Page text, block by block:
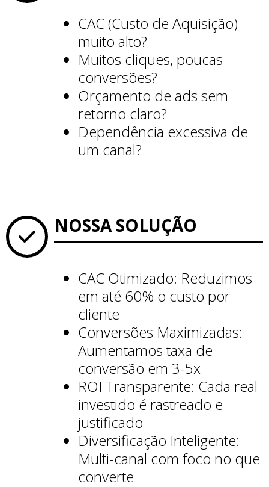
CAC (Custo de Aquisição)
muito alto?
Muitos cliques, poucas
conversões?
Orçamento de ads sem
retorno claro?
Dependência excessiva de
um canal?
NOSSA SOLUÇÃO
CAC Otimizado: Reduzimos
em até 60% o custo por
cliente
Conversões Maximizadas:
Aumentamos taxa de
conversão em 3-5x
ROI Transparente: Cada real
investido é rastreado e
justificado
Diversificação Inteligente:
Multi-canal com foco no que
converte